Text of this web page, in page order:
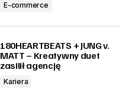
E-commerce
180HEARTBEATS + JUNG v.
MATT – Kreatywny duet
zasilił agencję
Kariera